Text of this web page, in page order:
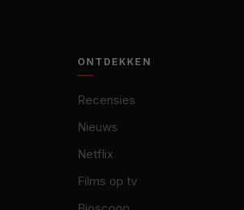
ONTDEKKEN
Recensies
Nieuws
Netflix
Films op tv